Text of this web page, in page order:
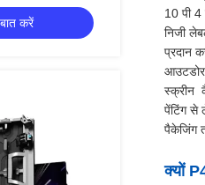
वॉल
करें
10 पी 4
निजी
प्रदान
आउटडोर
स्क्रीन
पेंटिंग से
पैकेजिंग
क्यों